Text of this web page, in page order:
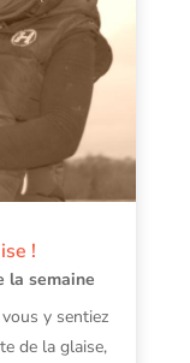
!
la semaine
y sentiez
de la glaise,